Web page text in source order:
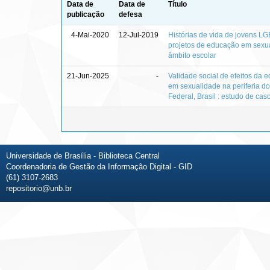
Data de
publicação
Data de
defesa
Título
4-Mai-2020 12-Jul-2019
Histórias de vida de jovens
projetos de educação em
âmbito escolar
21-Jun-2025 -
Validade social de efeitos da
em sexualidade na periferia
Federal, Brasil : estudo de
Universidade de Brasília - Biblioteca Central
Coordenadoria de Gestão da Informação Digital - GID
(61) 3107-2683
repositorio@unb.br